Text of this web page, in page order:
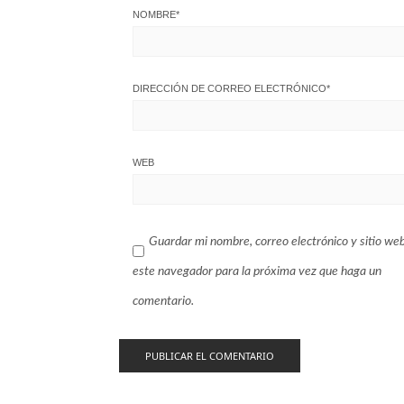
NOMBRE*
DIRECCIÓN DE CORREO ELECTRÓNICO*
WEB
Guardar mi nombre, correo electrónico y sitio
este navegador para la próxima vez que haga un
comentario.